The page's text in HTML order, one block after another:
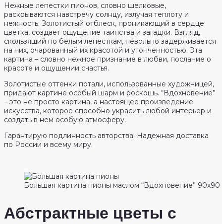
Нежные лепестки пионов, словно шелковые,
раскрываются навстречу солнцу, излучая теплоту и
нежность. Золотистый отблеск, проникающий в сердце
цветка, создает ощущение таинства и загадки. Взгляд,
скользящий по белым лепесткам, невольно задерживается
на них, очарованный их красотой и утонченностью. Эта
картина – словно нежное признание в любви, послание о
красоте и ощущении счастья.
Золотистые оттенки потали, использованные художницей,
придают картине особый шарм и роскошь. “Вдохновение”
– это не просто картина, а настоящее произведение
искусства, которое способно украсить любой интерьер и
создать в нем особую атмосферу.
Гарантирую подлинность авторства. Надежная доставка
по России и всему миру.
Большая картина пионы маслом “Вдохновение” 90х90
Абстрактные цветы с